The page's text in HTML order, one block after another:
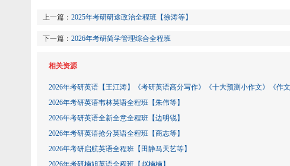
上一篇： 2025年考研研途政治全程班【徐涛等】
下一篇： 2026年考研简学管理综合全程班
相关资源
2026年考研英语【王江涛】《考研英语高分写作》《十大预测小作文》《作
2026年考研英语韦林英语全程班【朱伟等】
2026年考研英语全新全意全程班【边明锐】
2026年考研英语抢分英语全程班【商志等】
2026年考研启航英语全程班【田静马天艺等】
2026年考研楠姐英语全程班【赵楠楠】